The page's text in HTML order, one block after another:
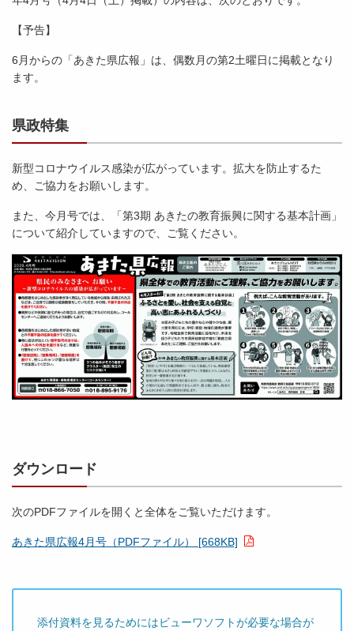
【予告】
6月からの「あきた県広報」は、偶数月の第2土曜日に掲載となり
ます。
県政特集
新型コロナウイルス感染が広がっています。拡大を防止するた
め、ご協力をお願いします。
また、今月号では、「第3期 あきたの教育振興に関する基本計画」
について紹介していますので、ご覧ください。
ダウンロード
次のPDFファイルを開くと全体をご覧いただけます。
あきた県広報4月号（PDFファイル） [668KB]
添付資料を見るためにはビューワソフトが必要な場合が